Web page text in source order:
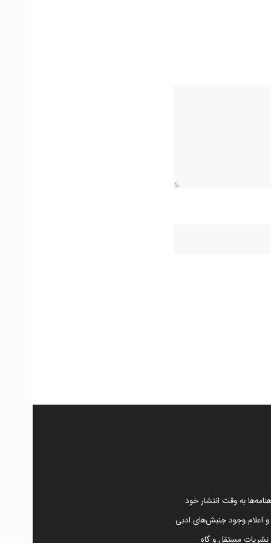
به وقت انتشار خود
و اعلام وجود جنبش‌های ادبی
نشریات مستقل و گاه